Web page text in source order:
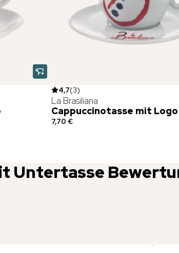
4,7(3)
La Brasiliana
Cappuccinotasse mit Logo
7,70 €
Untertasse